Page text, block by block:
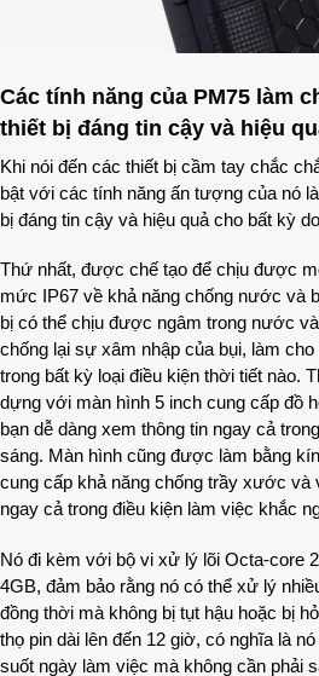
Các tính năng của PM75 làm
thiết bị đáng tin cậy và hiệu
Khi nói đến các thiết bị cầm tay chắc
bật với các tính năng ấn tượng của nó
bị đáng tin cậy và hiệu quả cho bất kỳ
Thứ nhất, được chế tạo để chịu được
mức IP67 về khả năng chống nước và
bị có thể chịu được ngâm trong nước
chống lại sự xâm nhập của bụi, làm
trong bất kỳ loại điều kiện thời tiết nào.
dựng với màn hình 5 inch cung cấp đồ
bạn dễ dàng xem thông tin ngay cả
sáng. Màn hình cũng được làm bằng
cung cấp khả năng chống trầy xước và
ngay cả trong điều kiện làm việc khắc
Nó đi kèm với bộ vi xử lý lõi Octa-core
4GB, đảm bảo rằng nó có thể xử lý
đồng thời mà không bị tụt hậu hoặc bị
thọ pin dài lên đến 12 giờ, có nghĩa là
suốt ngày làm việc mà không cần phải